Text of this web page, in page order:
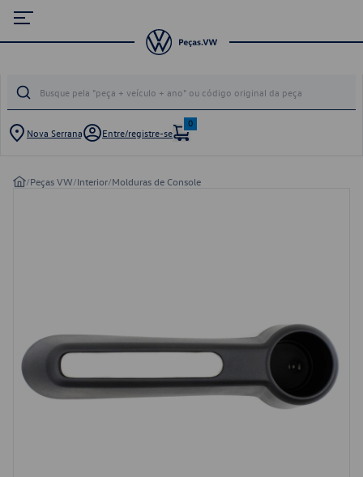
Nova Serrana Entre/registre-se
0
/Peças VW/Interior/Molduras de Console